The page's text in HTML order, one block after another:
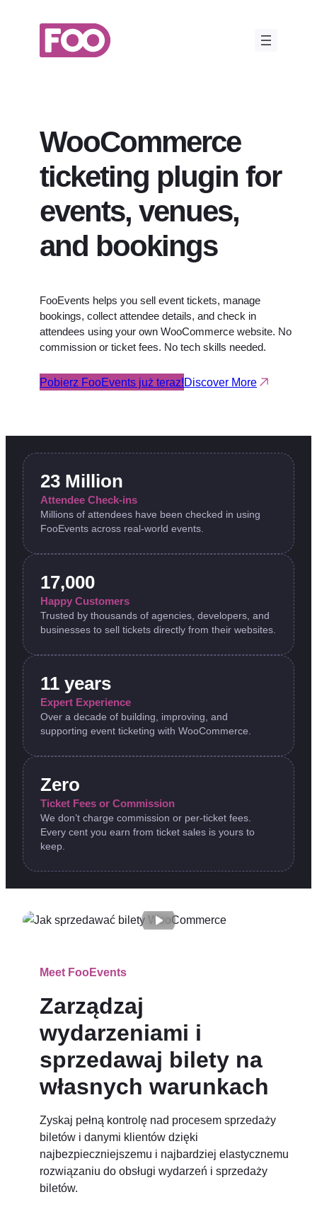
WooCommerce
ticketing plugin for
events, venues,
and bookings
FooEvents helps you sell event tickets, manage
bookings, collect attendee details, and check in
attendees using your own WooCommerce website. No
commission or ticket fees. No tech skills needed.
Pobierz FooEvents już teraz!Discover More
23 Million
Attendee Check-ins
Millions of attendees have been checked in using
FooEvents across real-world events.
17,000
Happy Customers
Trusted by thousands of agencies, developers, and
businesses to sell tickets directly from their websites.
11 years
Expert Experience
Over a decade of building, improving, and
supporting event ticketing with WooCommerce.
Zero
Ticket Fees or Commission
We don’t charge commission or per-ticket fees.
Every cent you earn from ticket sales is yours to
keep.
Meet FooEvents
Zarządzaj
wydarzeniami i
sprzedawaj bilety na
własnych warunkach
Zyskaj pełną kontrolę nad procesem sprzedaży
biletów i danymi klientów dzięki
najbezpieczniejszemu i najbardziej elastycznemu
rozwiązaniu do obsługi wydarzeń i sprzedaży
biletów.